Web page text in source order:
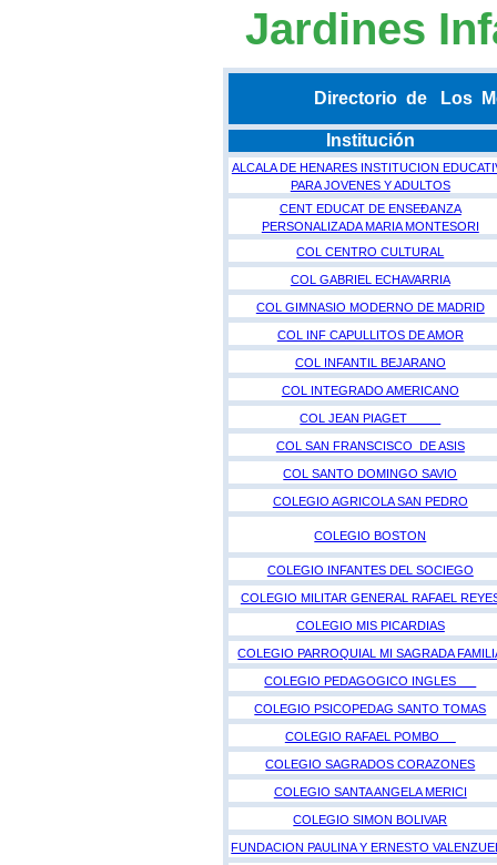
Jardines
Directorio de Los
Institución
ALCALA DE HENARES INSTITUCION
PARA JOVENES Y ADULTOS
CENT EDUCAT DE ENSEÐANZA
PERSONALIZADA MARIA MONTESORI
COL CENTRO CULTURAL
COL GABRIEL ECHAVARRIA
COL GIMNASIO MODERNO DE MADRID
COL INF CAPULLITOS DE AMOR
COL INFANTIL BEJARANO
COL INTEGRADO AMERICANO
COL JEAN PIAGET
COL SAN FRANSCISCO DE ASIS
COL SANTO DOMINGO SAVIO
COLEGIO AGRICOLA SAN PEDRO
COLEGIO BOSTON
COLEGIO INFANTES DEL SOCIEGO
COLEGIO MILITAR GENERAL RAFAEL
COLEGIO MIS PICARDIAS
COLEGIO PARROQUIAL MI SAGRADA
COLEGIO PEDAGOGICO INGLES
COLEGIO PSICOPEDAG SANTO TOMAS
COLEGIO RAFAEL POMBO
COLEGIO SAGRADOS CORAZONES
COLEGIO SANTA ANGELA MERICI
COLEGIO SIMON BOLIVAR
FUNDACION PAULINA Y ERNESTO